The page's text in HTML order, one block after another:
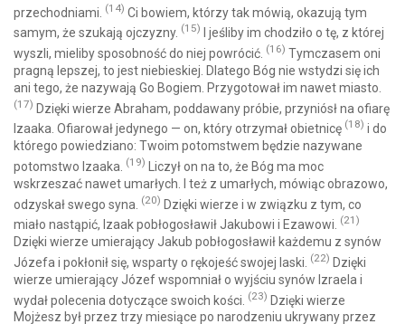
przechodniami. (14) Ci bowiem, którzy tak mówią, okazują tym
samym, że szukają ojczyzny. (15)
I jeśliby im chodziło o tę, z której
wyszli, mieliby sposobność do niej powrócić. (16) Tymczasem oni
pragną lepszej, to jest niebieskiej. Dlatego Bóg nie wstydzi się ich
ani tego, że nazywają Go Bogiem. Przygotował im nawet miasto.
(17) Dzięki wierze Abraham, poddawany próbie, przyniósł na ofiarę
Izaaka. Ofiarował jedynego — on, który otrzymał obietnicę (18) i do
którego powiedziano: Twoim potomstwem będzie nazywane
potomstwo Izaaka. (19) Liczył on na to, że Bóg ma moc
wskrzeszać nawet umarłych. I też z umarłych, mówiąc obrazowo,
odzyskał swego syna. (20) Dzięki wierze i w związku z tym, co
miało nastąpić, Izaak pobłogosławił Jakubowi i Ezawowi. (21)
Dzięki wierze umierający Jakub pobłogosławił każdemu z synów
Józefa i pokłonił się, wsparty o rękojeść swojej laski. (22) Dzięki
wierze umierający Józef wspomniał o wyjściu synów Izraela i
wydał polecenia dotyczące swoich kości. (23) Dzięki wierze
Mojżesz był przez trzy miesiące po narodzeniu ukrywany przez